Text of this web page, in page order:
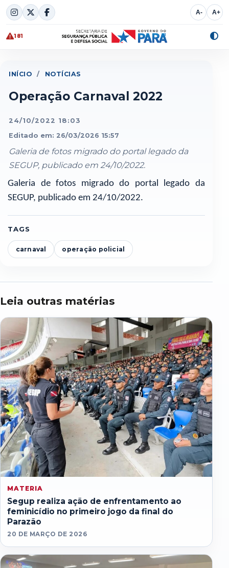
Skip
to
content
A- A+
181
INÍCIO / NOTÍCIAS
Operação Carnaval 2022
24/10/2022 18:03
Editado em: 26/03/2026 15:57
Galeria de fotos migrado do portal legado da
SEGUP, publicado em 24/10/2022.
Galeria de fotos migrado do portal legado da
SEGUP, publicado em 24/10/2022.
TAGS
carnaval operação policial
Leia outras matérias
MATERIA
Segup realiza ação de enfrentamento ao
feminicídio no primeiro jogo da final do
Parazão
20 DE MARÇO DE 2026